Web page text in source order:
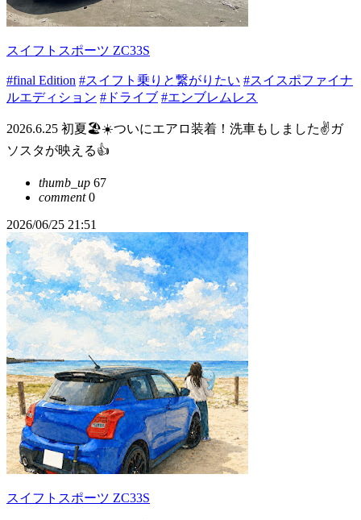
スイフトスポーツ ZC33S
#final Edition #スイフト乗りと繋がりたい #スイスポファイナ
ルエディション #ドライブ #エンブレムレス
2026.6.25 初夏🏖☀️ついにエアロ装着！洗車もしました✌️ガ
ソスタが映える👍
thumb_up 67
comment0
2026/06/25 21:51
スイフトスポーツ ZC33S